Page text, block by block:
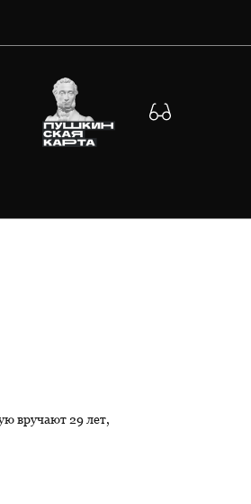
вручают 29 лет,